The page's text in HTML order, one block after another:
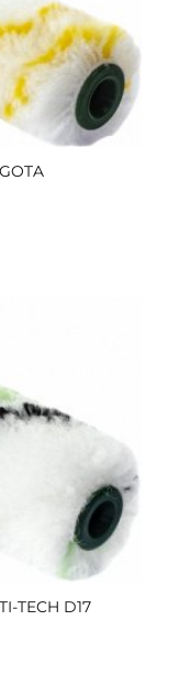
TECH D17